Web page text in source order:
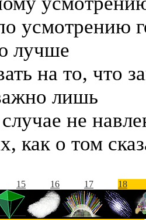
усмотрению
лучше
на то, что
лишь
не
как о том
15 16 17 18